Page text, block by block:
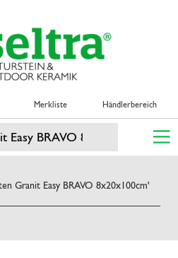
Merkliste Händlerbereich
Granit Easy BRAVO 8x20x100cm'